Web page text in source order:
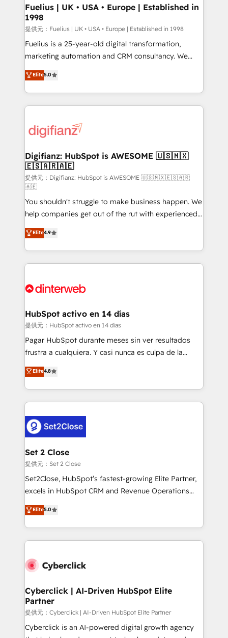
framework, meaning we've been accredited by
HubSpot and vetted by the CCS, which means we
can support public sector companies as well the
other ones listed in our profile. Our services: -
HubSpot implementation - HubSpot CMS website
is there for you to: - Grow revenue, and run your
business more efficiently - Build stronger
more people - Get the most out of your HubSpot
investment
Fuelius | UK • USA • Europe | Established in
1998
提供元：Fuelius | UK • USA • Europe | Established in 1998
Fuelius is a 25-year-old digital transformation,
marketing automation and CRM consultancy. We
enable mid-market and enterprise clients to
maximise their return from digital and fuel their
growth. We modernise platforms, streamline
operations that are causing inefficiencies, improve
supercharge revenue operations Key services: • CRM
Transformation / Web Development • RevOps &
Sales Consulting • Marketing Automation What
makes us different? 🚀 Top 0.5% of global HubSpot
agencies ⚙️ The strongest technical ability and
integration capabilities 💼 Consultative, long-term
partners who will embed ourselves into your
business, processes and systems 🏢 We specialise in
working with mid-market and enterprise
organisations, global organisations and those with
complex use cases 🏆 CRM Implementation,
Onboarding Accredited 🔐 ISO27001 & ISO9001
Elite5.0
Digifianz: HubSpot is AWESOME 🇺🇸🇲🇽
🇪🇸🇦🇷🇦🇪
提供元：Digifianz: HubSpot is AWESOME 🇺🇸🇲🇽🇪🇸🇦🇷
🇦🇪
You shouldn't struggle to make business happen. We
help companies get out of the rut with experienced,
process-oriented teams implementing HubSpot
Marketing, Sales, Service, CMS and Operations Hub,
so selling and actually engaging with your customers
feels easy and pain-free. We are a top ranked
and Customer First Awards, 4.9/5 rating in HubSpot
helps the following industries: logistics & 3PL, home
improvement & construction, branding and
commercialization, real estate, health, education,
SaaS, Software Dev & IT and consulting, make the
the United States, EU, UAE, Mexico and Latin
America. From casual user to super fan: make
Elite4.9
HubSpot activo en 14 días
提供元：HubSpot activo en 14 días
Pagar HubSpot durante meses sin ver resultados
frustra a cualquiera. Y casi nunca es culpa de la
herramienta: es del enfoque con el que se
implementó. Trabajamos con un catálogo de +80
casos de uso: cada uno resuelve un problema
concreto de tu operación en HubSpot. La entrega
en paralelo cuando tiene sentido, y siempre
confirmamos resultados antes de seguir avanzando.
Empiezas a ver resultados antes de que termine el
mes. 🏆 HubSpot Partner of the Year 2022, máximo
reconocimiento del ecosistema. Elite Solutions
Partner, el nivel más alto. +700 clientes
Hospital ABC, Hogares Unión, Yves Rocher,
MacStore, Café Britt, Bella Piel, confiaron en
respuestas para empezar. Te ayudamos a identificar
el primer caso de uso que más impacto te dará.
días.
Elite4.8
Set 2 Close
提供元：Set 2 Close
Set2Close, HubSpot’s fastest-growing Elite Partner,
excels in HubSpot CRM and Revenue Operations
(RevOps) services to boost B2B sales and growth.
As a top HubSpot Elite Partner, we specialize in
custom HubSpot CRM solutions. Our experts design,
implement, and optimize systems to enhance user
marketing, and service teams. From setup to
management, and speed up deal closures. With 500+
projects completed, our Agile approach ensures your
HubSpot CRM drives measurable results. Our
RevOps services align your sales, marketing, and
Elite5.0
Cyberclick | AI-Driven HubSpot Elite
Partner
提供元：Cyberclick | AI-Driven HubSpot Elite Partner
Cyberclick is an AI-powered digital growth agency